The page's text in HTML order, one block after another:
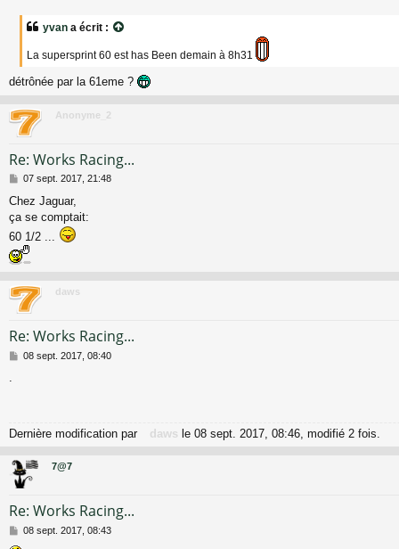
yvan a écrit :
La supersprint 60 est has Been demain à 8h31
détrônée par la 61eme ?
Anonyme_2
Re: Works Racing...
M
s
s
a
g
e
07 sept. 2017, 21:48
Chez Jaguar,
ça se comptait:
60 1/2 ...
daws
Re: Works Racing...
M
e
08 sept. 2017, 08:40
Dernière modification par daws le 08 sept. 2017, 08:46, modifié 2 fois.
7@7
Re: Works Racing...
M
08 sept. 2017, 08:43